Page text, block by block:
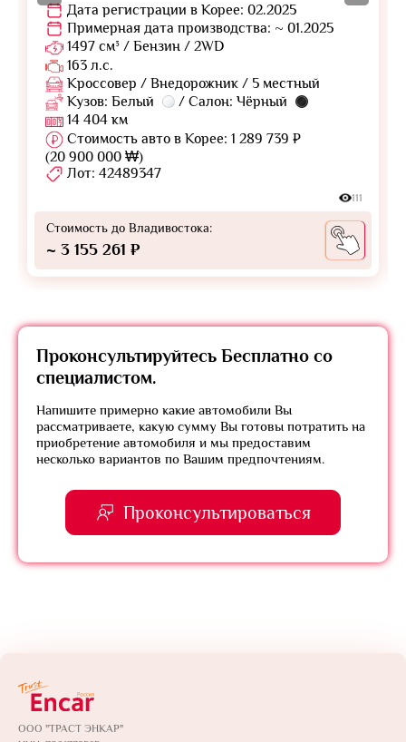
Дата регистрации в Корее: 02.2025
Примерная дата производства: ~ 01.2025
1497 см³ / Бензин / 2WD
163 л.с.
Кроссовер / Внедорожник / 5 местный
Кузов: Белый
/ Салон: Чёрный
14 404 км
Стоимость авто в Корее: 1 289 739 ₽
(20 900 000 ₩)
Лот: 42489347
111
Стоимость до Владивостока:
~ 3 155 261 ₽
Проконсультируйтесь Бесплатно со
специалистом.
Напишите примерно какие автомобили Вы
рассматриваете, какую сумму Вы готовы потратить на
приобретение автомобиля и мы предоставим
несколько вариантов по Вашим предпочтениям.
Проконсультироваться
ООО "ТРАСТ ЭНКАР"